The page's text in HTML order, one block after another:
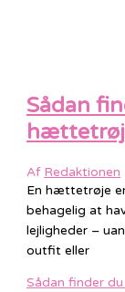
Sådan
Af Redaktionen
En hættetrøje
behagelig at
lejligheder –
outfit eller
Sådan finder